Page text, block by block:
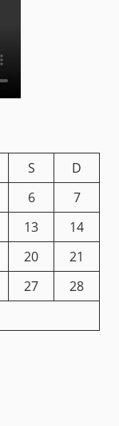
S
D
6
7
13
14
20
21
27
28